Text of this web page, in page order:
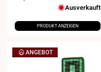
Ausverkauft
PRODUKT ANZEIGEN
ANGEBOT